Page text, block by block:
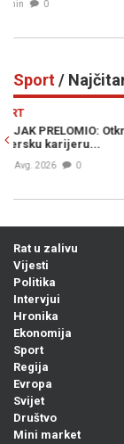
Sport/
HARIS
postigao
06. Avg. 2026
Rat u zalivu
Vijesti
Politika
Intervjui
Hronika
Ekonomija
Sport
Regija
Evropa
Svijet
Društvo
Mini market